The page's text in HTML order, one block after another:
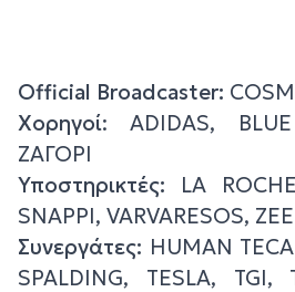
Official Broadcaster:
Χορηγοί: ADIDAS, BLUE
ΖΑΓΟΡΙ
Υποστηρικτές: LA
SNAPPI, VARVARESOS,
Συνεργάτες: HUMAN
SPALDING, TESLA, TGI,